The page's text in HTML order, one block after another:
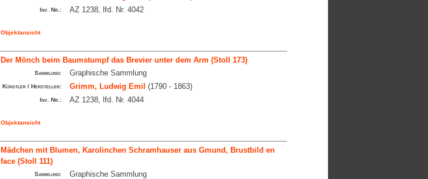
Inv. Nr.: AZ 1238, lfd. Nr. 4042
Objektansicht
Der Mönch beim Baumstumpf das Brevier unter dem Arm (Stoll 173)
Sammlung: Graphische Sammlung
Künstler / Hersteller: Grimm, Ludwig Emil (1790 - 1863)
Inv. Nr.: AZ 1238, lfd. Nr. 4044
Objektansicht
Mädchen mit Blumen, Karolinchen Schramhauser aus Gmund, Brustbild en
face (Stoll 111)
Sammlung: Graphische Sammlung